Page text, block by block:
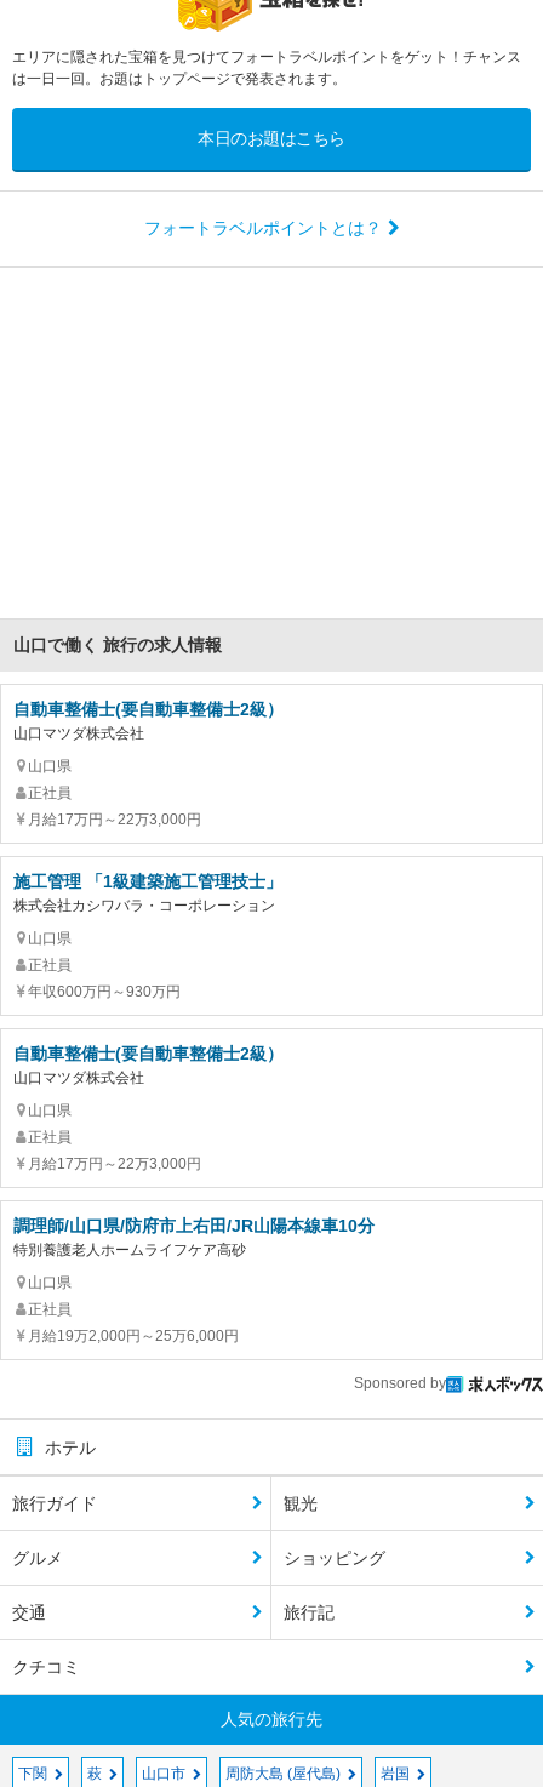
エリアに隠された宝箱を見つけてフォートラベルポイントをゲット！チャンス
は一日一回。お題はトップページで発表されます。
本日のお題はこちら
フォートラベルポイントとは？
山口で働く 旅行の求人情報
自動車整備士(要自動車整備士2級）
山口マツダ株式会社
山口県
正社員
月給17万円～22万3,000円
施工管理 「1級建築施工管理技士」
株式会社カシワバラ・コーポレーション
山口県
正社員
年収600万円～930万円
自動車整備士(要自動車整備士2級）
山口マツダ株式会社
山口県
正社員
月給17万円～22万3,000円
調理師/山口県/防府市上右田/JR山陽本線車10分
特別養護老人ホームライフケア高砂
山口県
正社員
月給19万2,000円～25万6,000円
Sponsored by
ホテル
旅行ガイド 観光
グルメ ショッピング
交通 旅行記
クチコミ
人気の旅行先
下関 萩 山口市 周防大島 (屋代島) 岩国